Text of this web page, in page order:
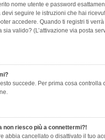
nome utente e password
seguire le istruzioni che hai
accedere. Quando ti registri ti
valido? (L’attivazione via posta
succede. Per prima cosa
non riesco più a connettermi?!
abbia cancellato o disattivato il tuo